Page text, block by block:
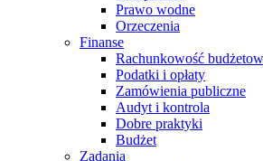
Prawo wodne
Orzeczenia
Finanse
Rachunkowość
Podatki i opłaty
Zamówienia publiczne
Audyt i kontrola
Dobre praktyki
Budżet
Zadania